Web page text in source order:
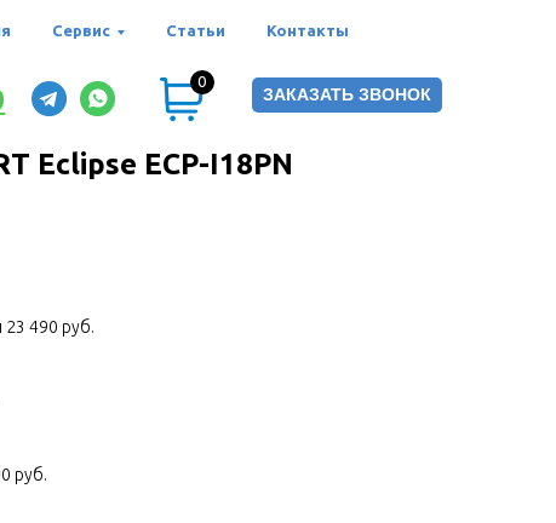
Сервис Статьи Контакты
ЗАКАЗАТЬ ЗВОНОК
0
Eclipse ECP-I18PN
490 руб.
руб.